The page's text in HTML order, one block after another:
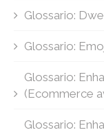
Glossario:
Glossario:
Glossario:
(Ecommerce
Glossario: